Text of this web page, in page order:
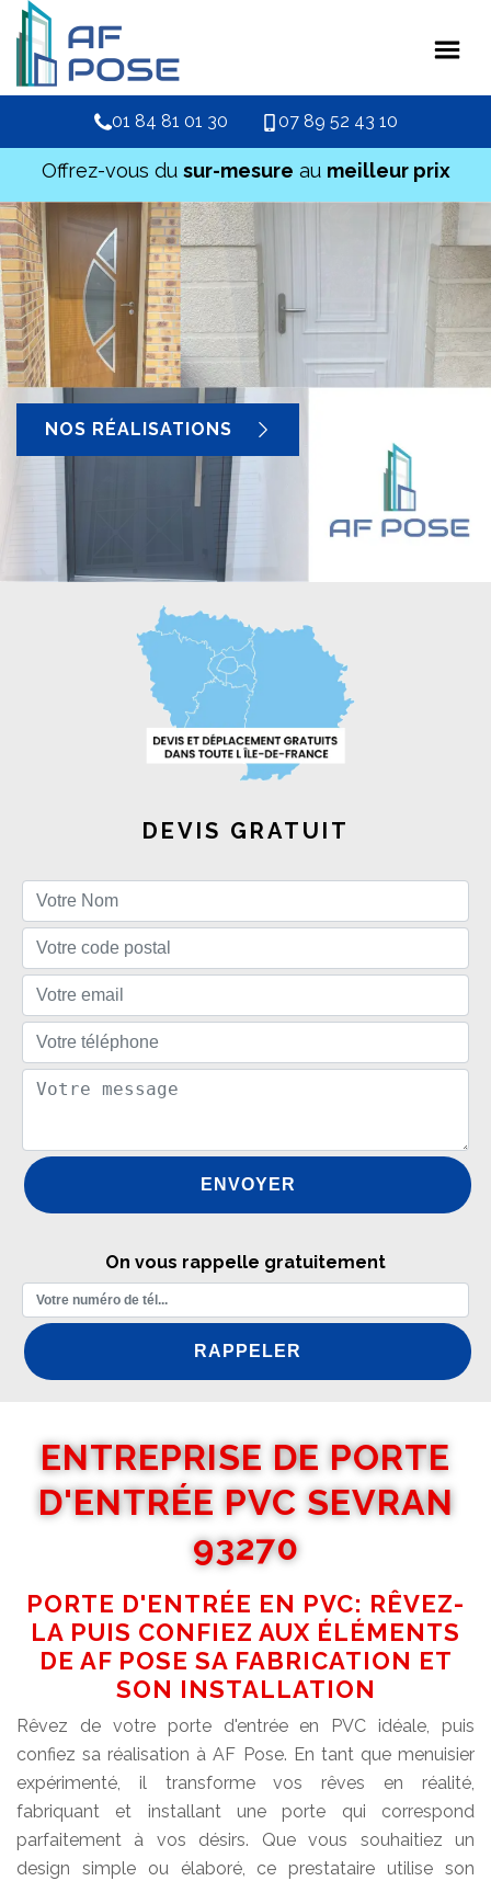
01 84 81 01 30 07 89 52 43 10
Offrez-vous du sur-mesure au meilleur prix
NOS RÉALISATIONS
DEVIS GRATUIT
On vous rappelle gratuitement
ENTREPRISE DE PORTE
D'ENTRÉE PVC SEVRAN
93270
PORTE D'ENTRÉE EN PVC: RÊVEZ-
LA PUIS CONFIEZ AUX ÉLÉMENTS
DE AF POSE SA FABRICATION ET
SON INSTALLATION
Rêvez de votre porte d'entrée en PVC idéale, puis
confiez sa réalisation à AF Pose. En tant que menuisier
expérimenté, il transforme vos rêves en réalité,
fabriquant et installant une porte qui correspond
parfaitement à vos désirs. Que vous souhaitiez un
design simple ou élaboré, ce prestataire utilise son